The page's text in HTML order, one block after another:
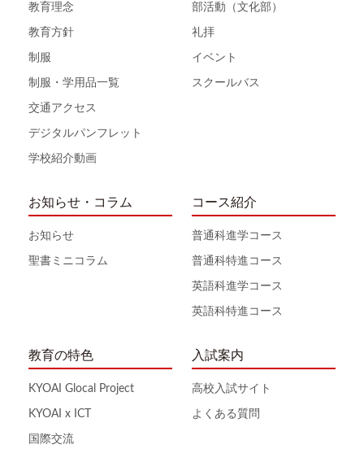
教育理念
教育方針
制服
制服・学用品一覧
交通アクセス
デジタルパンフレット
学校紹介動画
部活動（文化部）
礼拝
イベント
スクールバス
お知らせ・コラム
お知らせ
聖書ミニコラム
コース紹介
普通科進学コース
普通科特進コース
英語科進学コース
英語科特進コース
教育の特色
KYOAI Glocal Project
KYOAI x ICT
国際交流
入試案内
高校入試サイト
よくある質問